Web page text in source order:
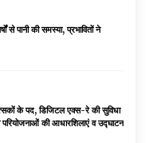
से पानी की समस्या, प्रभावितों ने
के पद, डिजिटल एक्स-रे की सुविधा
की आधारशिलाएं व उद्घाटन